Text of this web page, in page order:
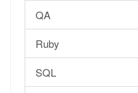
QA
Ruby
SQL